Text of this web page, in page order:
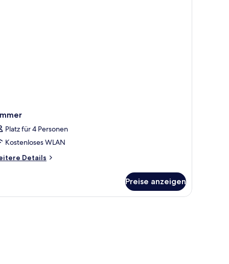
Platz für 4 Personen
Kostenloses WLAN
Details
Preise anzeigen